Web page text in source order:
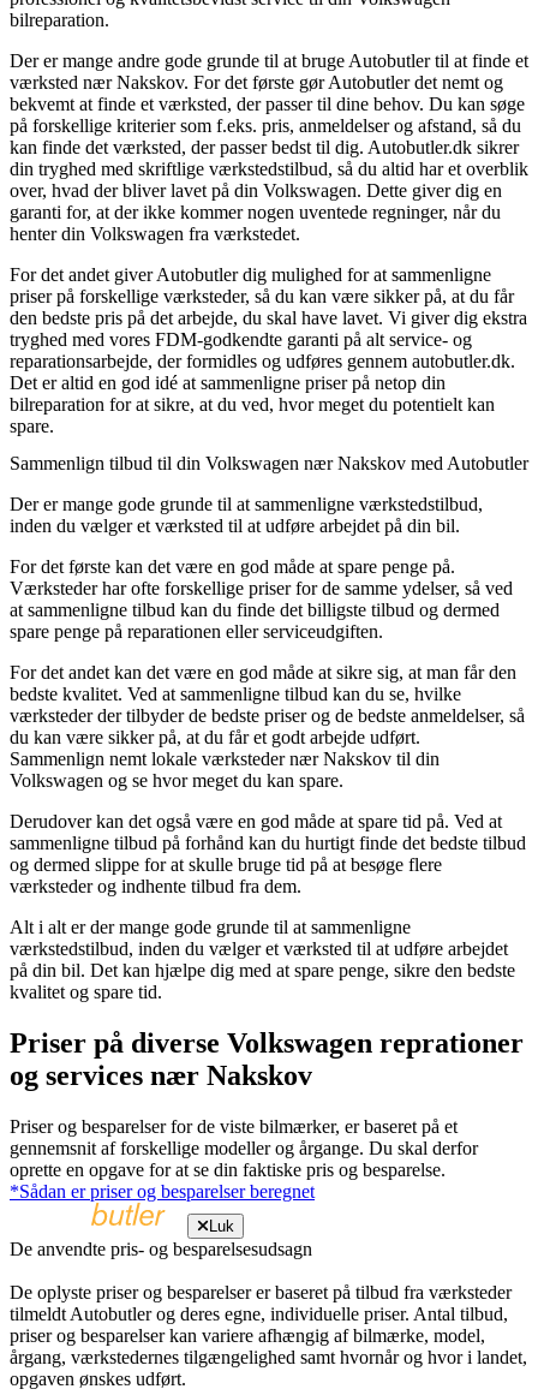
bilreparation.
Der er mange andre gode grunde til at bruge Autobutler til at finde et
værksted nær Nakskov. For det første gør Autobutler det nemt og
bekvemt at finde et værksted, der passer til dine behov. Du kan søge
på forskellige kriterier som f.eks. pris, anmeldelser og afstand, så du
kan finde det værksted, der passer bedst til dig. Autobutler.dk sikrer
din tryghed med skriftlige værkstedstilbud, så du altid har et overblik
over, hvad der bliver lavet på din Volkswagen. Dette giver dig en
garanti for, at der ikke kommer nogen uventede regninger, når du
henter din Volkswagen fra værkstedet.
For det andet giver Autobutler dig mulighed for at sammenligne
priser på forskellige værksteder, så du kan være sikker på, at du får
den bedste pris på det arbejde, du skal have lavet. Vi giver dig ekstra
tryghed med vores FDM-godkendte garanti på alt service- og
reparationsarbejde, der formidles og udføres gennem autobutler.dk.
Det er altid en god idé at sammenligne priser på netop din
bilreparation for at sikre, at du ved, hvor meget du potentielt kan
spare.
Sammenlign tilbud til din Volkswagen nær Nakskov med Autobutler
Der er mange gode grunde til at sammenligne værkstedstilbud,
inden du vælger et værksted til at udføre arbejdet på din bil.
For det første kan det være en god måde at spare penge på.
Værksteder har ofte forskellige priser for de samme ydelser, så ved
at sammenligne tilbud kan du finde det billigste tilbud og dermed
spare penge på reparationen eller serviceudgiften.
For det andet kan det være en god måde at sikre sig, at man får den
bedste kvalitet. Ved at sammenligne tilbud kan du se, hvilke
værksteder der tilbyder de bedste priser og de bedste anmeldelser, så
du kan være sikker på, at du får et godt arbejde udført.
Sammenlign nemt lokale værksteder nær Nakskov til din
Volkswagen og se hvor meget du kan spare.
Derudover kan det også være en god måde at spare tid på. Ved at
sammenligne tilbud på forhånd kan du hurtigt finde det bedste tilbud
og dermed slippe for at skulle bruge tid på at besøge flere
værksteder og indhente tilbud fra dem.
Alt i alt er der mange gode grunde til at sammenligne
værkstedstilbud, inden du vælger et værksted til at udføre arbejdet
på din bil. Det kan hjælpe dig med at spare penge, sikre den bedste
kvalitet og spare tid.
Priser på diverse Volkswagen reprationer
og services nær Nakskov
Priser og besparelser for de viste bilmærker, er baseret på et
gennemsnit af forskellige modeller og årgange. Du skal derfor
oprette en opgave for at se din faktiske pris og besparelse.
*Sådan er priser og besparelser beregnet
Luk
De anvendte pris- og besparelsesudsagn
De oplyste priser og besparelser er baseret på tilbud fra værksteder
tilmeldt Autobutler og deres egne, individuelle priser. Antal tilbud,
priser og besparelser kan variere afhængig af bilmærke, model,
årgang, værkstedernes tilgængelighed samt hvornår og hvor i landet,
opgaven ønskes udført.